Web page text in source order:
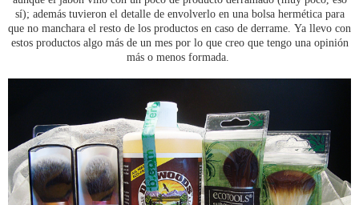
sí); además tuvieron el detalle de envolverlo en una bolsa hermética para
que no manchara el resto de los productos en caso de derrame. Ya llevo con
estos productos algo más de un mes por lo que creo que tengo una opinión
más o menos formada.